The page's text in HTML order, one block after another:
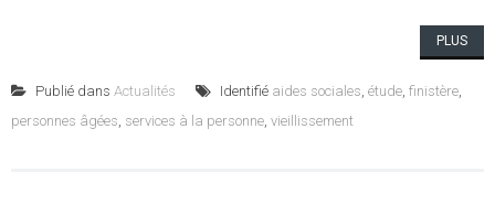
PLUS
Publié dans Actualités Identifié aides sociales, étude, finistère,
personnes âgées, services à la personne, vieillissement